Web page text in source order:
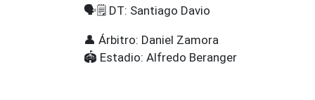
🗣️🗒️ DT: Santiago Davio
👤 Árbitro: Daniel Zamora
🏟️ Estadio: Alfredo Beranger